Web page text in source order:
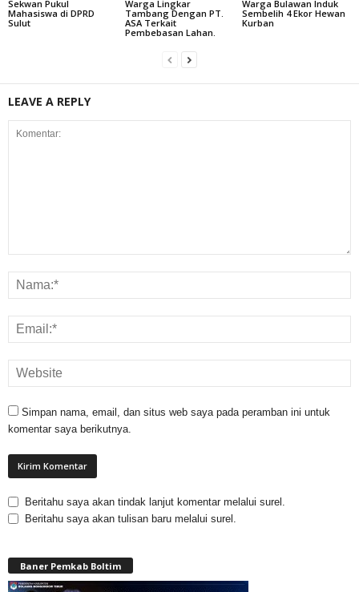
Sekwan Pukul
Mahasiswa di DPRD
Sulut
Warga Lingkar
Tambang Dengan PT.
ASA Terkait
Pembebasan Lahan.
Warga Bulawan Induk
Sembelih 4 Ekor Hewan
Kurban
LEAVE A REPLY
Simpan nama, email, dan situs web saya pada peramban ini untuk
komentar saya berikutnya.
Beritahu saya akan tindak lanjut komentar melalui surel.
Beritahu saya akan tulisan baru melalui surel.
Baner Pemkab Boltim